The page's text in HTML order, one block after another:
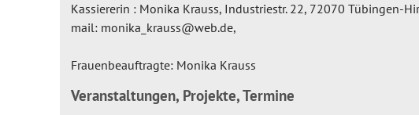
Kassiererin : Monika Krauss, Industriestr. 22, 72070 Tübingen-
mail: monika_krauss@web.de,
Frauenbeauftragte: Monika Krauss
Veranstaltungen, Projekte, Termine